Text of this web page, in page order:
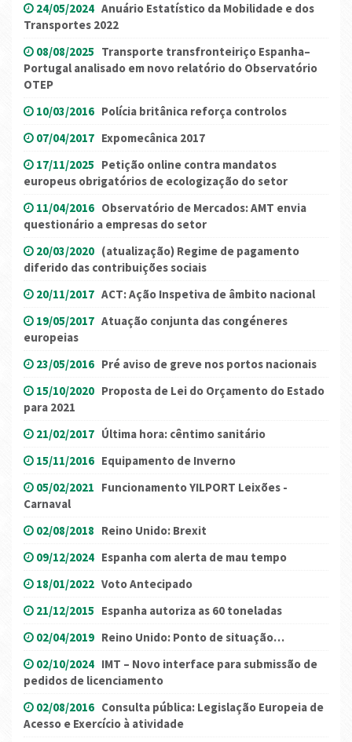
24/05/2024 Anuário Estatístico da Mobilidade e dos
Transportes 2022
08/08/2025 Transporte transfronteiriço Espanha–
Portugal analisado em novo relatório do Observatório
OTEP
10/03/2016 Polícia britânica reforça controlos
07/04/2017 Expomecânica 2017
17/11/2025 Petição online contra mandatos
europeus obrigatórios de ecologização do setor
11/04/2016 Observatório de Mercados: AMT envia
questionário a empresas do setor
20/03/2020 (atualização) Regime de pagamento
diferido das contribuições sociais
20/11/2017 ACT: Ação Inspetiva de âmbito nacional
19/05/2017 Atuação conjunta das congéneres
europeias
23/05/2016 Pré aviso de greve nos portos nacionais
15/10/2020 Proposta de Lei do Orçamento do Estado
para 2021
21/02/2017 Última hora: cêntimo sanitário
15/11/2016 Equipamento de Inverno
05/02/2021 Funcionamento YILPORT Leixões -
Carnaval
02/08/2018 Reino Unido: Brexit
09/12/2024 Espanha com alerta de mau tempo
18/01/2022 Voto Antecipado
21/12/2015 Espanha autoriza as 60 toneladas
02/04/2019 Reino Unido: Ponto de situação…
02/10/2024 IMT – Novo interface para submissão de
pedidos de licenciamento
02/08/2016 Consulta pública: Legislação Europeia de
Acesso e Exercício à atividade